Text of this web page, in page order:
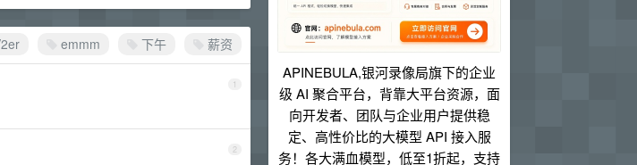
APINEBULA,银河录像局旗下的企业
级 AI 聚合平台，背靠大平台资源，面
向开发者、团队与企业用户提供稳
定、高性价比的大模型 API 接入服
务！各大满血模型，低至1折起，支持
emmm 下午 薪资
1
2